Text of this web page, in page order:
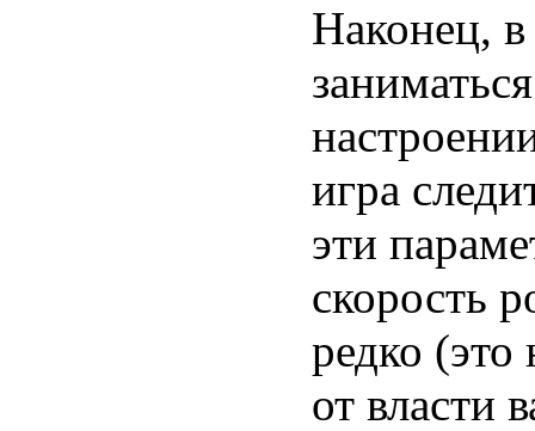
Наконец, в
игра
эти
скорость
редко (это
от власти